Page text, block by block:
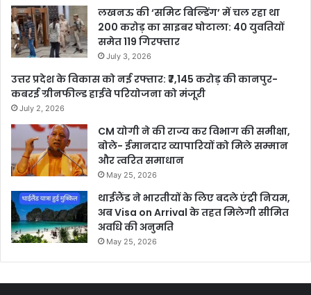
लखनऊ की ‘समिट बिल्डिंग’ में चल रहा था
200 करोड़ का साइबर घोटाला: 40 युवतियों
समेत 119 गिरफ्तार
July 3, 2026
उत्तर प्रदेश के विकास को नई रफ्तार: ₹7,145 करोड़ की कानपुर-
कबरई ग्रीनफील्ड हाईवे परियोजना को मंजूरी
July 2, 2026
CM योगी ने की राज्य कर विभाग की समीक्षा,
बोले- ईमानदार व्यापारियों को मिले सम्मान
और त्वरित समाधान
May 25, 2026
थाईलैंड ने भारतीयों के लिए बदले एंट्री नियम,
अब Visa on Arrival के तहत मिलेगी सीमित
अवधि की अनुमति
May 25, 2026